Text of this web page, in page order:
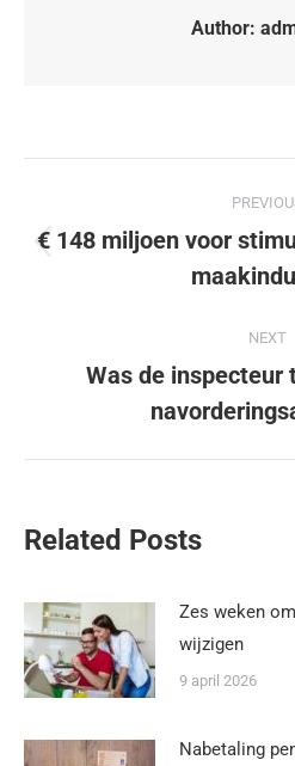
Author:
€ 148 miljoen voor
NEXT
Was de inspecteur
Related Posts
Zes weken
wijzigen
9 april 2026
Nabetaling